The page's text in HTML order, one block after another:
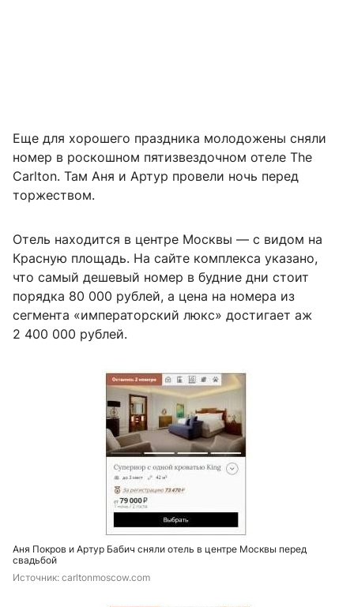
Еще для хорошего праздника молодожены сняли
номер в роскошном пятизвездочном отеле The
Carlton. Там Аня и Артур провели ночь перед
торжеством.
Отель находится в центре Москвы — с видом на
Красную площадь. На сайте комплекса указано,
что самый дешевый номер в будние дни стоит
порядка 80 000 рублей, а цена на номера из
сегмента «императорский люкс» достигает аж
2 400 000 рублей.
Аня Покров и Артур Бабич сняли отель в центре Москвы перед
свадьбой
Источник: carltonmoscow.com